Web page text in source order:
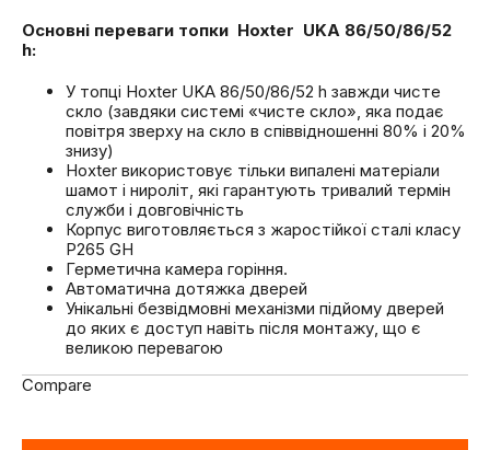
Основні переваги топки Hoxter UKA 86/50/86/52
h:
У топці Hoxter UKA 86/50/86/52 h завжди чисте
скло (завдяки системі «чисте скло», яка подає
повітря зверху на скло в співвідношенні 80% і 20%
знизу)
Hoxter використовує тільки випалені матеріали
шамот і нироліт, які гарантують тривалий термін
служби і довговічність
Корпус виготовляється з жаростійкої сталі класу
P265 GH
Герметична камера горіння.
Автоматична дотяжка дверей
Унікальні безвідмовні механізми підйому дверей
до яких є доступ навіть після монтажу, що є
великою перевагою
Compare